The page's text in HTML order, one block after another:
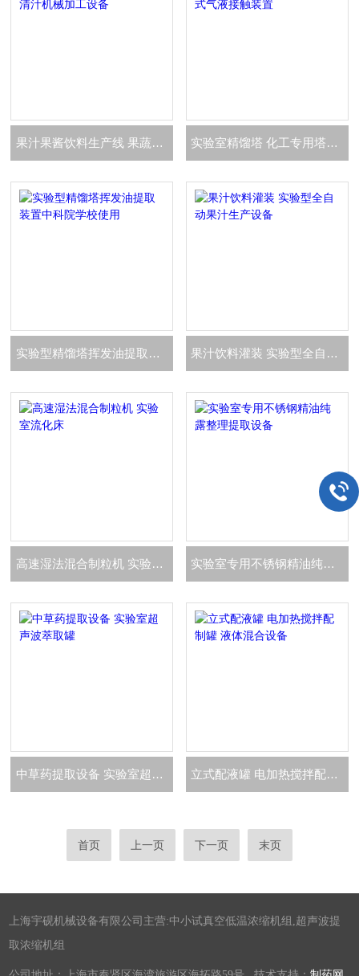
果汁果酱饮料生产线 果蔬清汁机械加工设备 实验室精馏塔 化工专用塔式气液接触装置
实验型精馏塔挥发油提取装置中科院学校使用 果汁饮料灌装 实验型全自动果汁生产设备
高速湿法混合制粒机 实验室流化床 实验室专用不锈钢精油纯露整理提取设备
中草药提取设备 实验室超声波萃取罐 立式配液罐 电加热搅拌配制罐 液体混合设备
首页 上一页 下一页 末页
上海宇砚机械设备有限公司主营:中小试真空低温浓缩机组,超声波提
取浓缩机组